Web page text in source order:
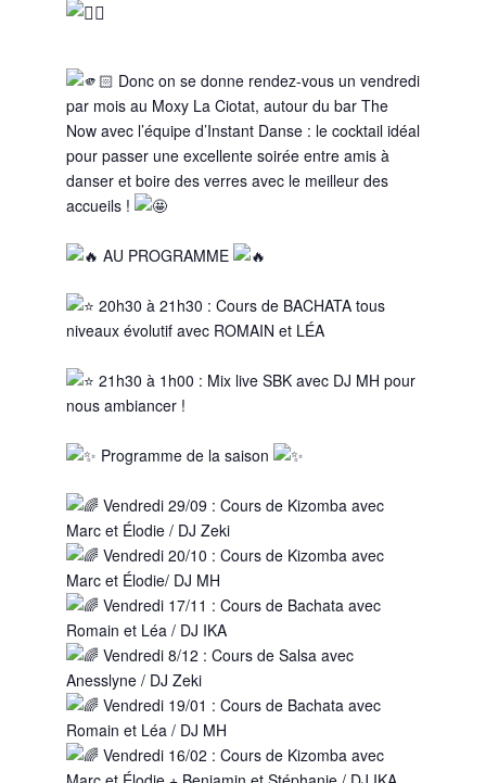
Donc on se donne rendez-vous un vendredi
par mois au Moxy La Ciotat, autour du bar The
Now avec l’équipe d’Instant Danse : le cocktail idéal
pour passer une excellente soirée entre amis à
danser et boire des verres avec le meilleur des
accueils !
AU PROGRAMME
20h30 à 21h30 : Cours de BACHATA tous
niveaux évolutif avec ROMAIN et LÉA
21h30 à 1h00 : Mix live SBK avec DJ MH pour
nous ambiancer !
Programme de la saison
Vendredi 29/09 : Cours de Kizomba avec
Marc et Élodie / DJ Zeki
Vendredi 20/10 : Cours de Kizomba avec
Marc et Élodie/ DJ MH
Vendredi 17/11 : Cours de Bachata avec
Romain et Léa / DJ IKA
Vendredi 8/12 : Cours de Salsa avec
Anesslyne / DJ Zeki
Vendredi 19/01 : Cours de Bachata avec
Romain et Léa / DJ MH
Vendredi 16/02 : Cours de Kizomba avec